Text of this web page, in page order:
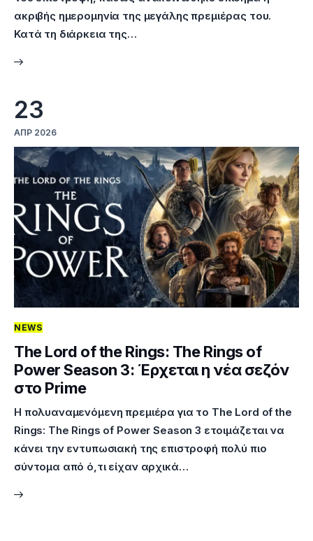
ακριβής ημερομηνία της μεγάλης πρεμιέρας του.
Κατά τη διάρκεια της…
23
ΑΠΡ 2026
NEWS
The Lord of the Rings: The Rings of
Power Season 3: Έρχεται η νέα σεζόν
στο Prime
Η πολυαναμενόμενη πρεμιέρα για το The Lord of the
Rings: The Rings of Power Season 3 ετοιμάζεται να
κάνει την εντυπωσιακή της επιστροφή πολύ πιο
σύντομα από ό,τι είχαν αρχικά…